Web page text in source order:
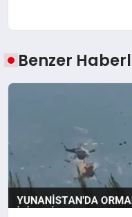
Benzer